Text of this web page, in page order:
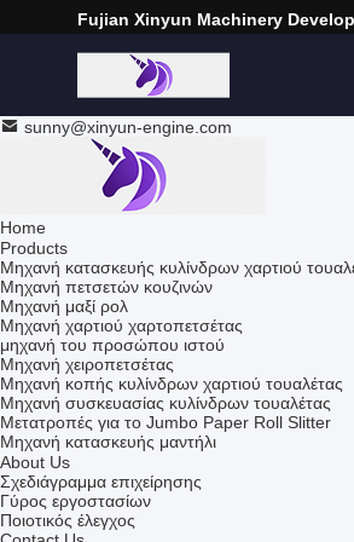
Fujian Xinyun Machinery
sunny@xinyun-engine.com
Home
Products
Μηχανή κατασκευής κυλίνδρων χαρτιού
Μηχανή πετσετών κουζινών
Μηχανή μαξί ρολ
Μηχανή χαρτιού χαρτοπετσέτας
μηχανή του προσώπου ιστού
Μηχανή χειροπετσέτας
Μηχανή κοπής κυλίνδρων χαρτιού τουαλέτας
Μηχανή συσκευασίας κυλίνδρων τουαλέτας
Μετατροπές για το Jumbo Paper Roll Slitter
Μηχανή κατασκευής μαντήλι
About Us
Σχεδιάγραμμα επιχείρησης
Γύρος εργοστασίων
Ποιοτικός έλεγχος